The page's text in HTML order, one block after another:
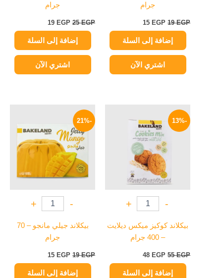
جرام
19EGP
15 EGP
إضافة إلى السلة
اشتري الآن
جرام
25EGP
19 EGP
إضافة إلى السلة
اشتري الآن
-13%
-
+
بيكلاند كوكيز ميكس ديلايت
– 400 جرام
55EGP
هو:
55 EGP.
48 EGP
هو:
48 EGP.
إضافة إلى السلة
-21%
-
+
بيكلاند جيلي مانجو – 70
جرام
19EGP
19 EGP.
15 EGP
15 EGP.
إضافة إلى السلة